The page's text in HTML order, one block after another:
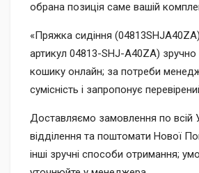
обрана позиція саме вашій
«Пряжка сидіння
артикул 04813-SHJ-A40ZA)
кошику онлайн; за потреби
сумісність і запропонує
Доставляємо замовлення по всій
відділення та поштомати Нової
інші зручні способи отримання;